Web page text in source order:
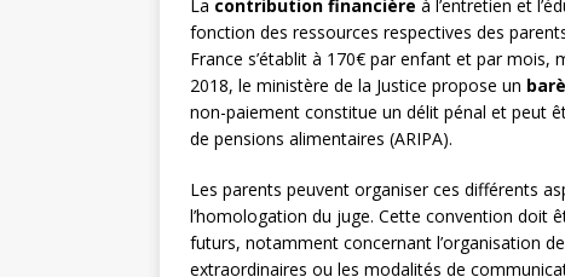
La contribution financière à l’entretien et
fonction des ressources respectives des
France s’établit à 170€ par enfant et par
2018, le ministère de la Justice propose un
non-paiement constitue un délit pénal et peut
de pensions alimentaires (ARIPA).
Les parents peuvent organiser ces différents
l’homologation du juge. Cette convention doit
futurs, notamment concernant l’organisation
extraordinaires ou les modalités de